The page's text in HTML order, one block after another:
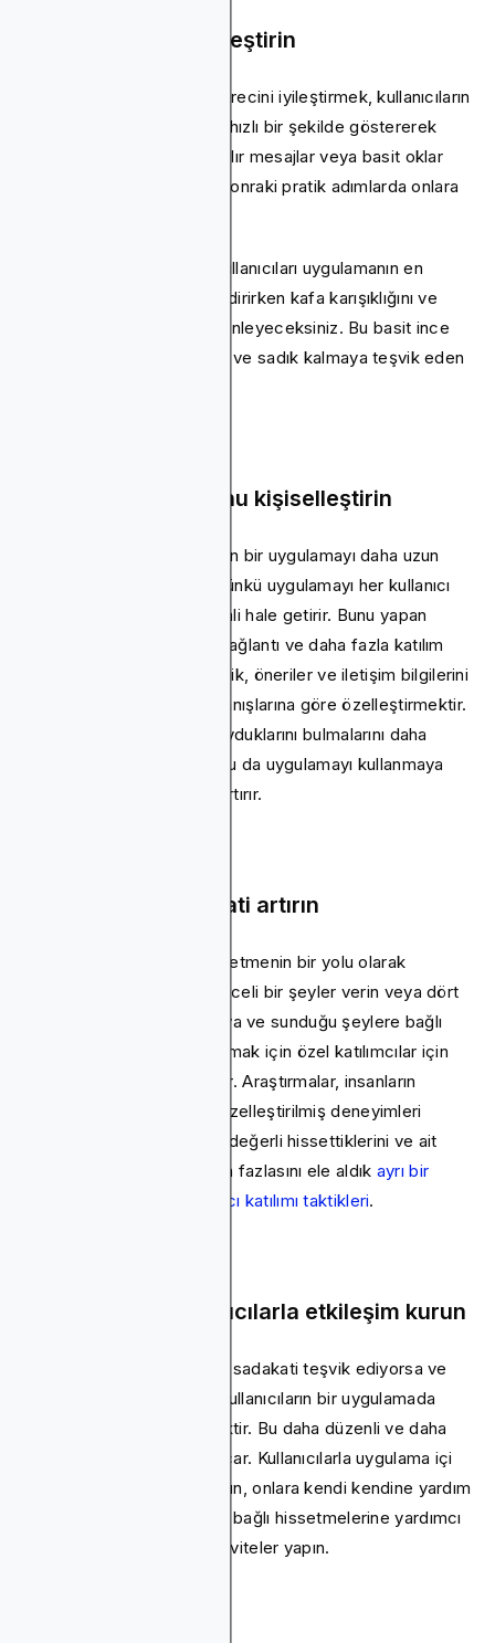
İşe alım sürecini iyileştirin
Bir uygulamanın işe alım sürecini iyileştirmek, kullanıcıların
ne kadar değerli olduğunu hızlı bir şekilde göstererek
onlara kalmasını sağlar. Açılır mesajlar veya basit oklar
gibi öğeler, takılırlarsa bir sonraki pratik adımlarda onlara
Doğru yapıldığında, yeni kullanıcıları uygulamanın en
önemli özelliklerine yönlendirirken kafa karışıklığını ve
kullanıcı kaybını başarıyla önleyeceksiniz. Bu basit ince
ayarlar, kullanıcıları meşgul ve sadık kalmaya teşvik eden
Kullanıcı yolculuğunu kişiselleştirin
Kişiselleştirme, kullanıcıların bir uygulamayı daha uzun
süre kullanmasını sağlar, çünkü uygulamayı her kullanıcı
için daha kullanışlı ve önemli hale getirir. Bunu yapan
işletmeler daha güçlü bir bağlantı ve daha fazla katılım
kurabilir. Buradaki fikir, içerik, öneriler ve iletişim bilgilerini
kullanıcı verilerine ve davranışlarına göre özelleştirmektir.
Bu, kullanıcıların ihtiyaç duyduklarını bulmalarını daha
kolay ve hızlı hale getirir, bu da uygulamayı kullanmaya
devam etme olasılıklarını artırır.
Etkileşimi ve sadakati artırın
Katılımı ve sadakati teşvik etmenin bir yolu olarak
kullanıcılara yapacak eğlenceli bir şeyler verin veya dört
gözle bekleyin. Uygulamaya ve sunduğu şeylere bağlı
hissetmelerine yardımcı olmak için özel katılımcılar için
oyunlar veya ödüller olabilir. Araştırmalar, insanların
sadakat programlarını ve özelleştirilmiş deneyimleri
kullandıklarında kendilerini değerli hissettiklerini ve ait
olduklarını gösteriyor. Daha fazlasını ele aldık ayrı bir
kılavuzda uygulama kullanıcı katılımı taktikleri.
Uygulama içi kullanıcılarla etkileşim kurun
Alışkanlıklar oluşturuyorsa, sadakati teşvik ediyorsa ve
sürekli değer sunuyorsa, kullanıcıların bir uygulamada
kalma olasılığı daha yüksektir. Bu daha düzenli ve daha
uzun süreli kullanıma yol açar. Kullanıcılarla uygulama içi
sohbet yoluyla iletişim kurun, onlara kendi kendine yardım
seçenekleri verin, ve daha bağlı hissetmelerine yardımcı
olmak için bazı düzenli aktiviteler yapın.